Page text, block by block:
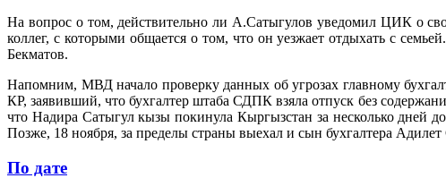
На вопрос о том, действительно ли А.Сатыгулов уведомил ЦИК о
коллег, с которыми общается о том, что он уезжает отдыхать с
Бекматов.
Напомним, МВД начало проверку данных об угрозах главному
КР, заявивший, что бухгалтер штаба СДПК взяла отпуск без
что Надира Сатыгул кызы покинула Кыргызстан за несколько дней
Позже, 18 ноября, за пределы страны выехал и сын бухгалтера Адилет
По дате